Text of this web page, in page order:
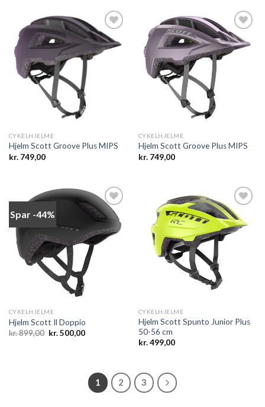
CYKELHJELME
Hjelm Scott Groove Plus MIPS
kr.749,00
CYKELHJELME
Hjelm Scott Groove Plus MIPS
kr.749,00
Spar -44%
Add to
wishlist
CYKELHJELME
Hjelm Scott Il Doppio
kr.899,00 Den
oprindelige
kr.500,00Den
Add to
CYKELHJELME
Hjelm Scott Spunto Junior Plus
50-56 cm
kr.499,00
1 2 3